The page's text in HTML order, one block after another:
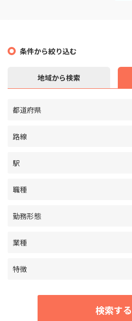
条件から絞り込む
地域から検索
都道府県
路線
駅
職種
勤務形態
業種
特徴